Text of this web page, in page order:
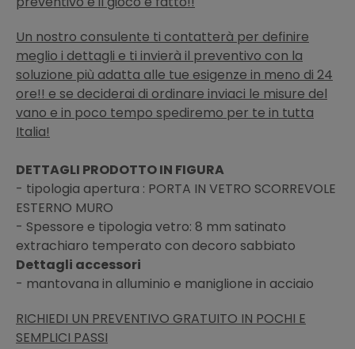
Un nostro consulente ti contatterà per definire
meglio i dettagli e ti invierà il preventivo con la
soluzione più adatta alle tue esigenze in meno di 24
ore!! e se deciderai di ordinare inviaci le misure del
vano e in poco tempo spediremo per te in tutta
Italia!
DETTAGLI PRODOTTO IN FIGURA
- tipologia apertura : PORTA IN VETRO SCORREVOLE
ESTERNO MURO
- Spessore e tipologia vetro: 8 mm satinato
extrachiaro temperato con decoro sabbiato
Dettagli accessori
- mantovana in alluminio e maniglione in acciaio
RICHIEDI UN PREVENTIVO GRATUITO IN POCHI E
SEMPLICI PASSI